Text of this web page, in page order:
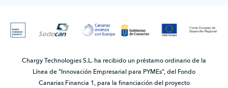
Chargy Technologies S.L. ha recibido un préstamo ordinario de la
Línea de “Innovación Empresarial para PYMEs”, del Fondo
Canarias Financia 1, para la financiación del proyecto